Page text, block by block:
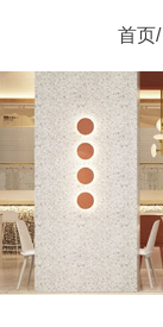
首页/